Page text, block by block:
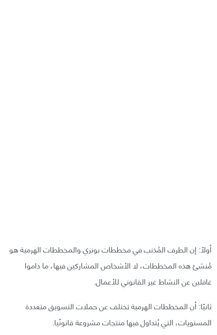
أولًا: إن الطرف المُذنب في مخططات بونزي والمخططات الهرمية هو
مُنشئ هذه المخططات، لا الأشخاص المشاركين فيها، ما داموا
غافلين عن النشاط غير القانوني للأعمال.
ثانيًا: أن المخططات الهرمية تختلف عن حملات التسويق متعددة
المستويات، التي يُتداول فيها منتجات مشروعة قانونًيا.